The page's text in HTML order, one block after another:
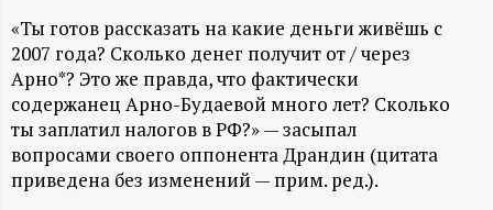
н
ф
о
р
«Ты готов рассказать на какие деньги живёшь с
2007 года? Сколько денег получит от / через
Арно*? Это же правда, что фактически
содержанец Арно-Будаевой много лет? Сколько
ты заплатил налогов в РФ?» — засыпал
вопросами своего оппонента Драндин (цитата
приведена без изменений — прим. ред.).